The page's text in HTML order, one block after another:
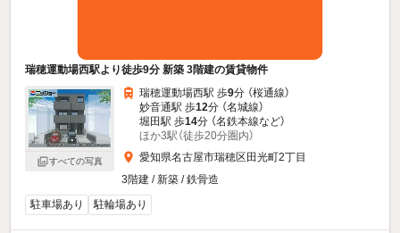
瑞穂運動場西駅より徒歩9分 新築 3階建の賃貸物件
すべての写真
瑞穂運動場西駅 歩9分 （桜通線）
妙音通駅 歩12分 （名城線）
堀田駅 歩14分 （名鉄本線など）
ほか3駅（徒歩20分圏内）
愛知県名古屋市瑞穂区田光町2丁目
3階建 / 新築 / 鉄骨造
駐車場あり
駐輪場あり